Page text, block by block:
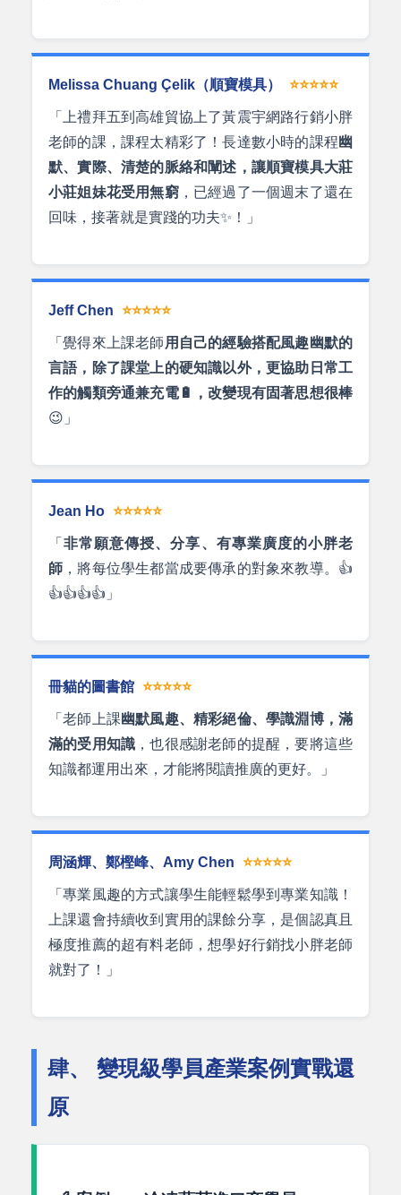
Melissa Chuang Çelik（順寶模具） ⭐⭐⭐⭐⭐
「上禮拜五到高雄貿協上了黃震宇網路行銷小胖
老師的課，課程太精彩了！長達數小時的課程幽
默、實際、清楚的脈絡和闡述，讓順寶模具大莊
小莊姐妹花受用無窮，已經過了一個週末了還在
回味，接著就是實踐的功夫✨！」
Jeff Chen ⭐⭐⭐⭐⭐
「覺得來上課老師 用自己的經驗搭配風趣幽默的
言語，除了課堂上的硬知識以外，更協助日常工
作的觸類旁通兼充電🔋，改變現有固著思想很棒
😉」
Jean Ho ⭐⭐⭐⭐⭐
「非常願意傳授、分享、有專業廣度的小胖老
師 ，將每位學生都當成要傳承的對象來教導。👍
👍👍👍👍」
冊貓的圖書館 ⭐⭐⭐⭐⭐
「老師上課幽默風趣、精彩絕倫、學識淵博，滿
滿的受用知識 ，也很感謝老師的提醒，要將這些
知識都運用出來，才能將閱讀推廣的更好。」
周涵輝、鄭樫峰、Amy Chen ⭐⭐⭐⭐⭐
「專業風趣的方式讓學生能輕鬆學到專業知識！
上課還會持續收到實用的課餘分享，是個認真且
極度推薦的超有料老師，想學好行銷找小胖老師
就對了！」
肆、 變現級學員產業案例實戰還
原